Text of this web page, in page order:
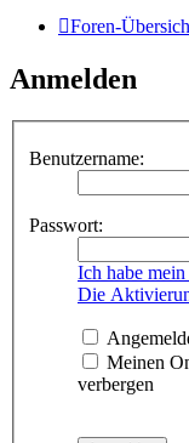
Foren-
Anmelden
Benutzername:
Passwort:
Ich habe mein
Die
Meinen
verbergen